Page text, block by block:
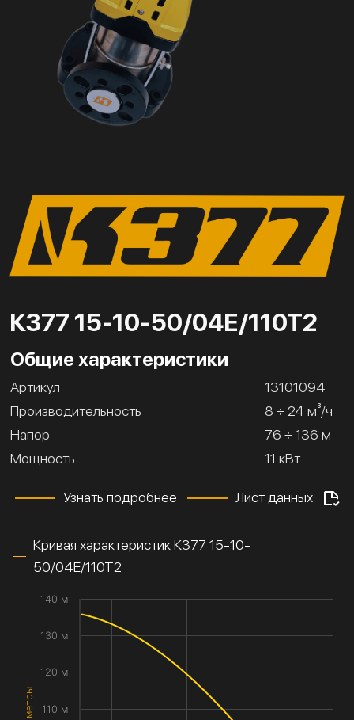
К377 15-10-50/04Е/110Т2
Общие характеристики
Артикул
13101094
Производительность
8 ÷ 24 м³/ч
Напор
76 ÷ 136 м
Мощность
11 кВт
Узнать подробнее Лист данных
Кривая характеристик К377 15-10-
50/04Е/110Т2
110 м
120 м
130 м
140 м